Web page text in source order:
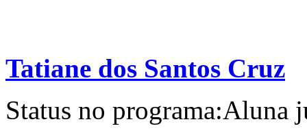
Tatiane dos Santos Cruz
Status no programa:Aluna